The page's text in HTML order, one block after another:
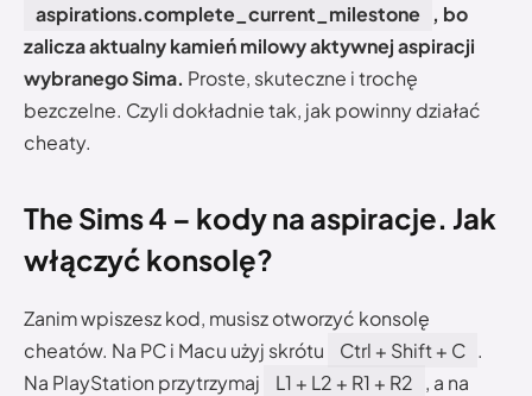
aspirations.complete_current_milestone
, bo
zalicza aktualny kamień milowy aktywnej aspiracji
wybranego Sima. Proste, skuteczne i trochę
bezczelne. Czyli dokładnie tak, jak powinny działać
cheaty.
The Sims 4 – kody na aspiracje. Jak
włączyć konsolę?
Zanim wpiszesz kod, musisz otworzyć konsolę
cheatów. Na PC i Macu użyj skrótu
Ctrl + Shift + C .
Na PlayStation przytrzymaj
L1 + L2 + R1 + R2 , a na